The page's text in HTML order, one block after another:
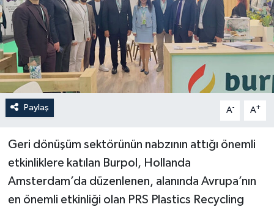
Paylaş A- A+
Geri dönüşüm sektörünün nabzının attığı önemli
etkinliklere katılan Burpol, Hollanda
Amsterdam’da düzenlenen, alanında Avrupa’nın
en önemli etkinliği olan PRS Plastics Recycling